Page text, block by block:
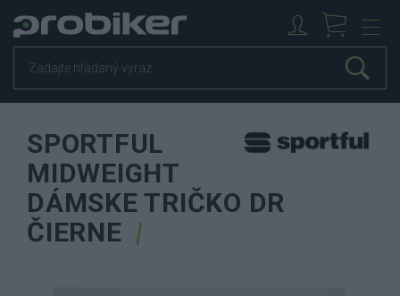
SPORTFUL
MIDWEIGHT
DÁMSKE TRIČKO DR
ČIERNE